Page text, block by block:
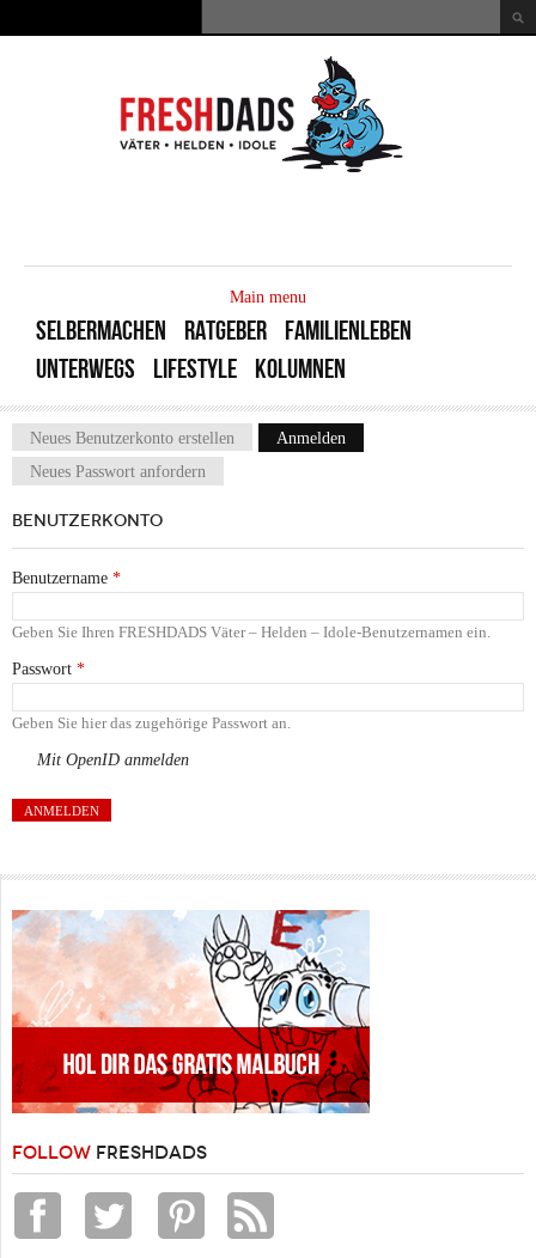
Suchformular
Main menu
SELBERMACHEN RATGEBER
FAMILIENLEBEN
UNTERWEGS
LIFESTYLE KOLUMNEN
Haupt-Reiter
Neues Benutzerkonto erstellen Anmelden
Neues Passwort anfordern
BENUTZERKONTO
Benutzername *
Geben Sie Ihren FRESHDADS Väter – Helden – Idole-Benutzernamen ein.
Passwort *
Geben Sie hier das zugehörige Passwort an.
Mit OpenID anmelden
FOLLOW FRESHDADS